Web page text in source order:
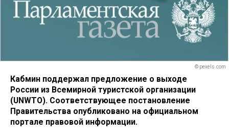
© pexels.com
Кабмин поддержал предложение о выходе
России из Всемирной туристской организации
(UNWTO). Соответствующее постановление
Правительства опубликовано на официальном
портале правовой информации.